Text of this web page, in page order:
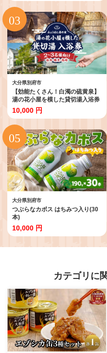
市 3000円 15000円 3万円 9万円
15万円 30万円 ホテル 旅館 温泉
旅行 観光 トラベル 宿泊補助券 チ
ケット クーポン 宿泊 お泊り 別府
温泉 別府観光 地獄めぐり 旅 おす
すめ 人気 体験型 節約
大分県別府市
【効能たくさん！白濁の硫黄泉】
湯の花小屋を模した貸切湯入浴券
（由布・鶴見・高崎）
10,000 円
大分県別府市
つぶらなカボス はちみつ入り(30
本)
10,000 円
カテゴリに